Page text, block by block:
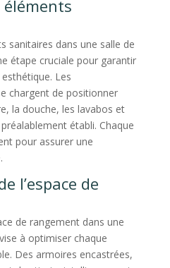
sanitaires dans une salle de
étape cruciale pour garantir
Les
chargent de positionner
la douche, les lavabos et
établi. Chaque
pour assurer une
l’espace de
de rangement dans une
à optimiser chaque
Des armoires encastrées,